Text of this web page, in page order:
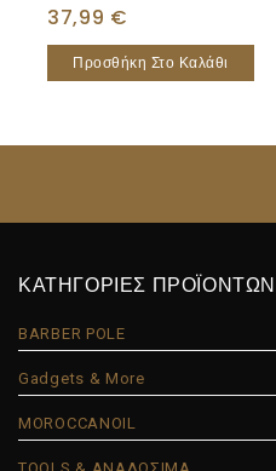
20000mAh 2A
37,99 €
Προσθήκη Στο Καλάθι
ΚΑΤΗΓΟΡΙΕΣ ΠΡΟΪΟΝΤΩΝ
BARBER POLE
Gadgets & More
MOROCCANOIL